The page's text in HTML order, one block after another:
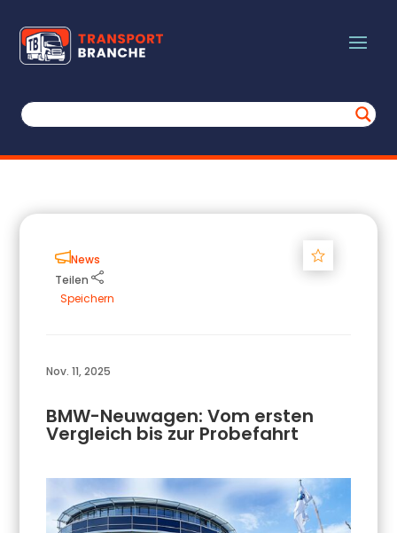
News
Teilen
Speichern
Track
Nov. 11, 2025
BMW-Neuwagen: Vom ersten
Vergleich bis zur Probefahrt